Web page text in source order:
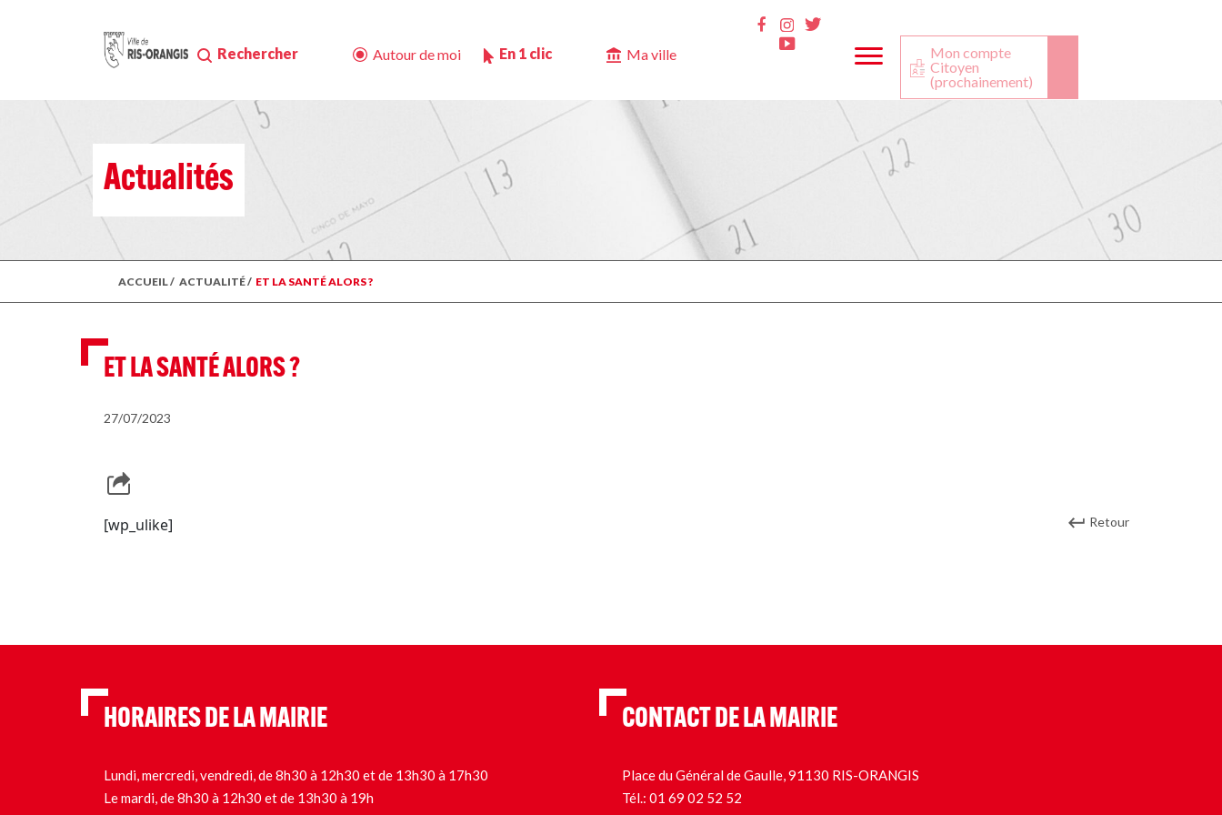
Rechercher Autour de moi En 1 clic Ma ville
Facebook
InstaTwitter
Youtube
Mon compte
Citoyen
(prochainement)
Actualités
ACCUEIL/ ACTUALITÉ/ ET LA SANTÉ ALORS ?
ET LA SANTÉ ALORS ?
27/07/2023
[wp_ulike] Retour
HORAIRES DE LA MAIRIE
Lundi, mercredi, vendredi, de 8h30 à 12h30 et de 13h30 à 17h30
Le mardi, de 8h30 à 12h30 et de 13h30 à 19h
CONTACT DE LA MAIRIE
Place du Général de Gaulle, 91130 RIS-ORANGIS
Tél.: 01 69 02 52 52